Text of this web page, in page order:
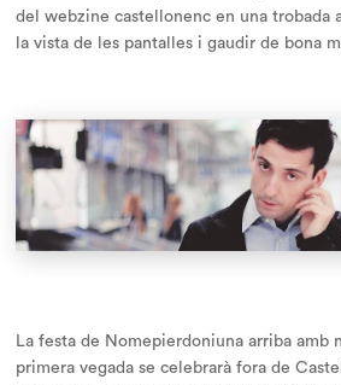
del webzine castellonenc en una trobada
la vista de les pantalles i gaudir de bona
La festa de Nomepierdoniuna arriba amb
primera vegada se celebrarà fora de